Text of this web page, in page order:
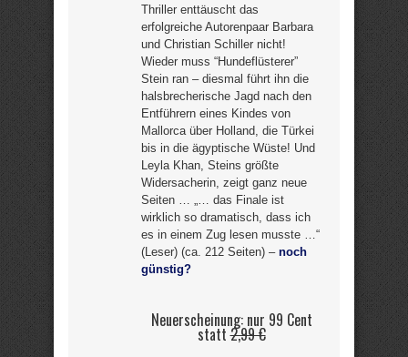
Thriller enttäuscht das
erfolgreiche Autorenpaar Barbara
und Christian Schiller nicht!
Wieder muss “Hundeflüsterer”
Stein ran – diesmal führt ihn die
halsbrecherische Jagd nach den
Entführern eines Kindes von
Mallorca über Holland, die Türkei
bis in die ägyptische Wüste! Und
Leyla Khan, Steins größte
Widersacherin, zeigt ganz neue
Seiten … „… das Finale ist
wirklich so dramatisch, dass ich
es in einem Zug lesen musste …“
(Leser) (ca. 212 Seiten) – noch
günstig?
Neuerscheinung: nur 99 Cent
statt2,99 €